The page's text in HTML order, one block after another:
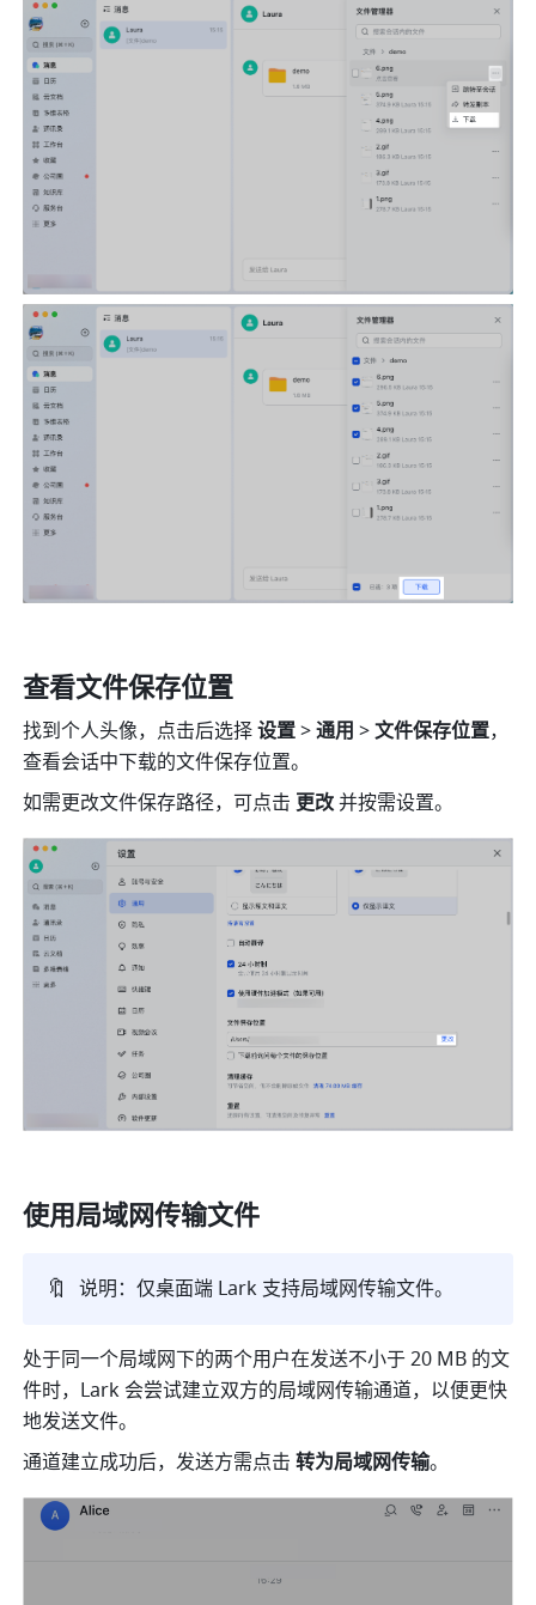
查看文件保存位置
找到个人头像，点击后选择 设置 > 通用 > 文件保存位置，
查看会话中下载的文件保存位置。
如需更改文件保存路径，可点击 更改 并按需设置。
使用局域网传输文件
🔖 说明：仅桌面端 Lark 支持局域网传输文件。
处于同一个局域网下的两个用户在发送不小于 20 MB 的文
件时，Lark 会尝试建立双方的局域网传输通道，以便更快
地发送文件。
通道建立成功后，发送方需点击 转为局域网传输。